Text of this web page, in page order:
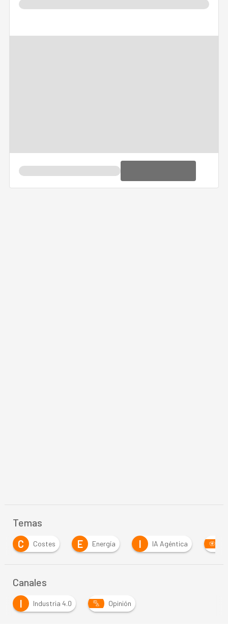
Temas
E
Energía I IA Agéntica Inteligencia
Canales
I
Industria 4.0 Opinión